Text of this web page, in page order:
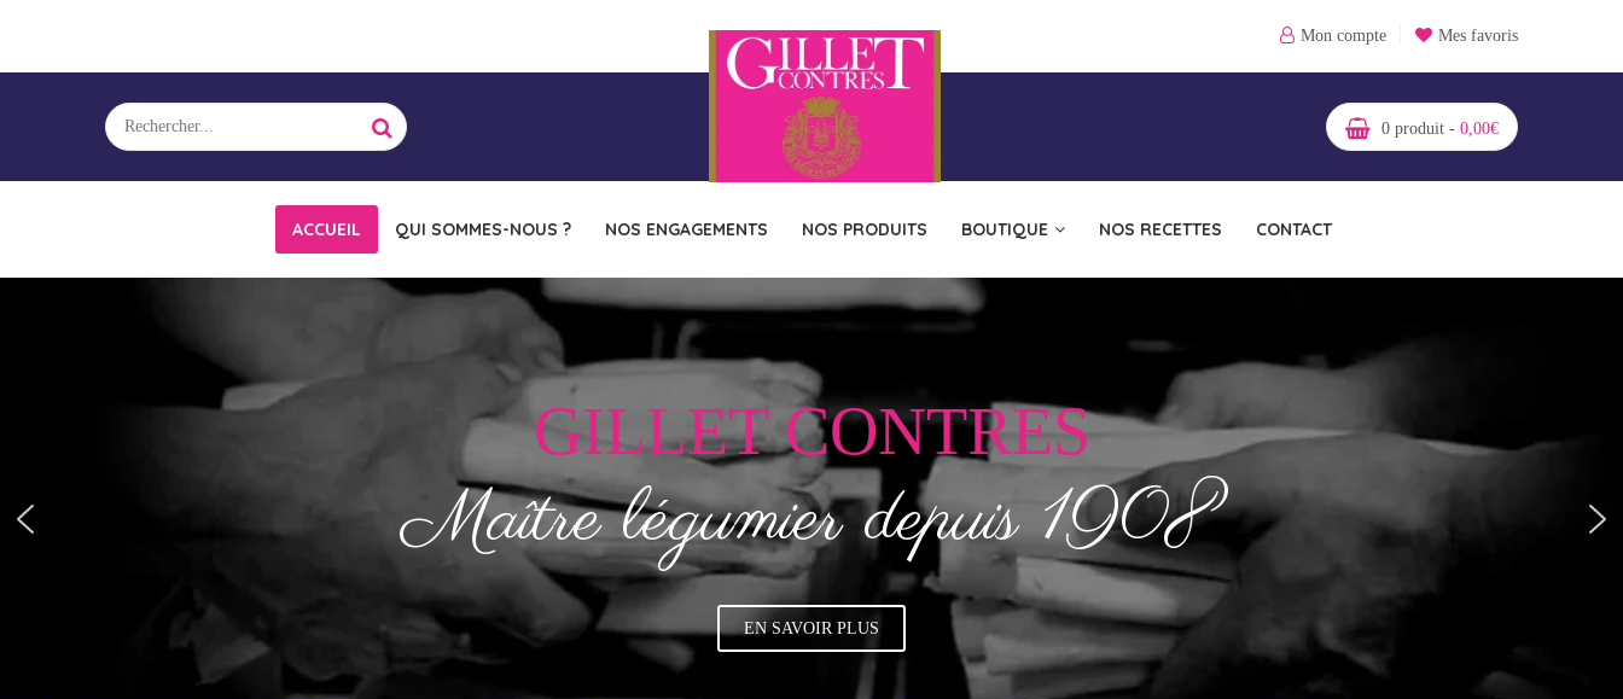
Mon compte Mes favoris
0 produit - 0,00€
ACCUEIL QUI SOMMES-NOUS ? NOS ENGAGEMENTS NOS PRODUITS BOUTIQUE NOS RECETTES CONTACT
GILLET CONTRES
Maître légumier depuis 1908
EN SAVOIR PLUS